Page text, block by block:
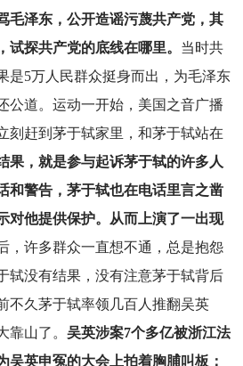
毛泽东，公开造谣污蔑共产党，其
试探共产党的底线在哪里。 当时共
是5万人民群众挺身而出，为毛泽东
公道。运动一开始，美国之音广播
刻赶到茅于轼家里，和茅于轼站在
果，就是参与起诉茅于轼的许多人
和警告，茅于轼也在电话里言之凿
对他提供保护。从而上演了一出现
，许多群众一直想不通，总是抱怨
轼没有结果，没有注意茅于轼背后
不久茅于轼率领几百人推翻吴英
靠山了。 吴英涉案7个多亿被浙江法
吴英申冤的大会上拍着胸脯叫板：